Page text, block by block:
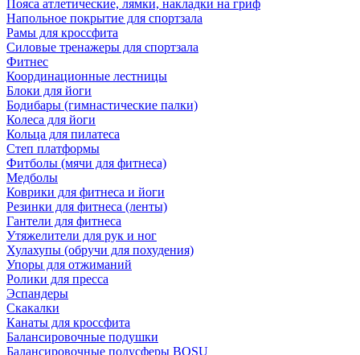
Пояса атлетические, лямки, накладки на гриф
Напольное покрытие для спортзала
Рамы для кроссфита
Силовые тренажеры для спортзала
Фитнес
Координационные лестницы
Блоки для йоги
Бодибары (гимнастические палки)
Колеса для йоги
Кольца для пилатеса
Степ платформы
Фитболы (мячи для фитнеса)
Медболы
Коврики для фитнеса и йоги
Резинки для фитнеса (ленты)
Гантели для фитнеса
Утяжелители для рук и ног
Хулахупы (обручи для похудения)
Упоры для отжиманий
Ролики для пресса
Эспандеры
Скакалки
Канаты для кроссфита
Балансировочные подушки
Балансировочные полусферы BOSU